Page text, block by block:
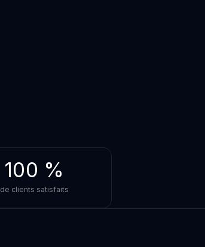
100 %
de clients satisfaits